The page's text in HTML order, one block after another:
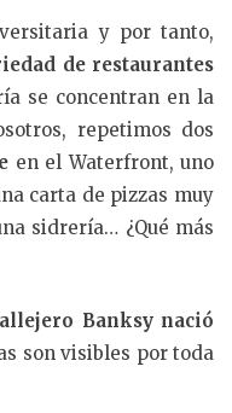
y por tanto,
de restaurantes
se concentran en la
repetimos dos
en el Waterfront, uno
carta de pizzas muy
sidrería… ¿Qué más
Banksy nació
son visibles por toda